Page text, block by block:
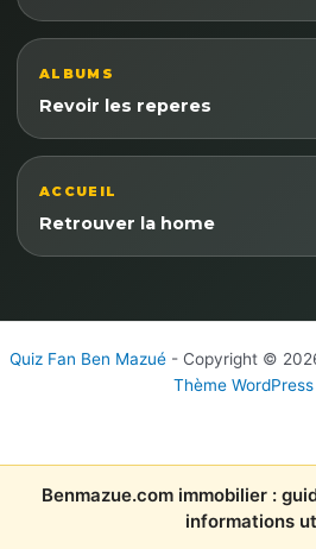
ALBUMS
Revoir les reperes
ACCUEIL
Retrouver la home
Quiz Fan Ben Mazué- Copyright ©
Thème
Benmazue.com immobilier :
informations